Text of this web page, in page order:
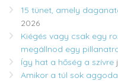
15 tünet, amely
2026
Kiégés vagy csak egy
megállnod egy
Így hat a hőség a szívre
Amikor a túl sok